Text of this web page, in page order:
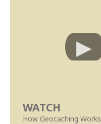
WATCH
How Geocaching Works